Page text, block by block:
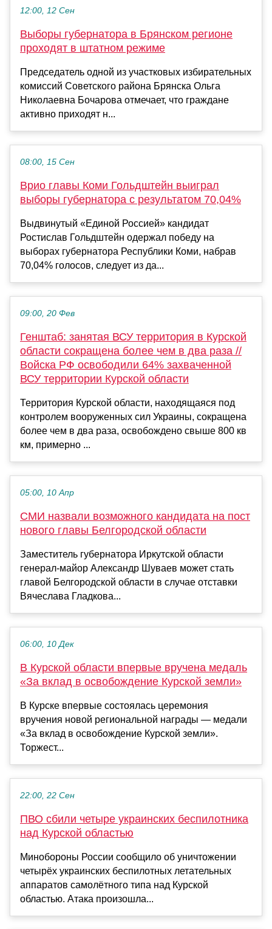
12:00, 12 Сен
Выборы губернатора в Брянском регионе
проходят в штатном режиме
Председатель одной из участковых избирательных
комиссий Советского района Брянска Ольга
Николаевна Бочарова отмечает, что граждане
активно приходят н...
08:00, 15 Сен
Врио главы Коми Гольдштейн выиграл
выборы губернатора с результатом 70,04%
Выдвинутый «Единой Россией» кандидат
Ростислав Гольдштейн одержал победу на
выборах губернатора Республики Коми, набрав
70,04% голосов, следует из да...
09:00, 20 Фев
Генштаб: занятая ВСУ территория в Курской
области сокращена более чем в два раза //
Войска РФ освободили 64% захваченной
ВСУ территории Курской области
Территория Курской области, находящаяся под
контролем вооруженных сил Украины, сокращена
более чем в два раза, освобождено свыше 800 кв
км, примерно ...
05:00, 10 Апр
СМИ назвали возможного кандидата на пост
нового главы Белгородской области
Заместитель губернатора Иркутской области
генерал-майор Александр Шуваев может стать
главой Белгородской области в случае отставки
Вячеслава Гладкова...
06:00, 10 Дек
В Курской области впервые вручена медаль
«За вклад в освобождение Курской земли»
В Курске впервые состоялась церемония
вручения новой региональной награды — медали
«За вклад в освобождение Курской земли».
Торжест...
22:00, 22 Сен
ПВО сбили четыре украинских беспилотника
над Курской областью
Минобороны России сообщило об уничтожении
четырёх украинских беспилотных летательных
аппаратов самолётного типа над Курской
областью. Атака произошла...